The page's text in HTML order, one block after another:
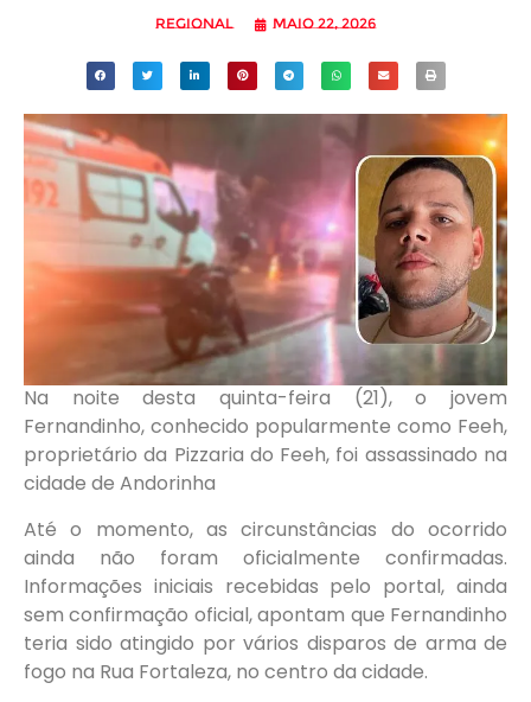
Regional maio 22, 2026
Na noite desta quinta-feira (21), o jovem
Fernandinho, conhecido popularmente como Feeh,
proprietário da Pizzaria do Feeh, foi assassinado na
cidade de Andorinha
Até o momento, as circunstâncias do ocorrido
ainda não foram oficialmente confirmadas.
Informações iniciais recebidas pelo portal, ainda
sem confirmação oficial, apontam que Fernandinho
teria sido atingido por vários disparos de arma de
fogo na Rua Fortaleza, no centro da cidade.